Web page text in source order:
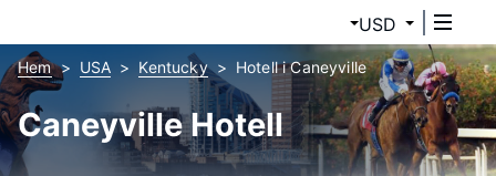
USD
Hem USA Kentucky Hotell i Caneyville
Caneyville Hotell